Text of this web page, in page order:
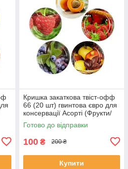
Кришка закаткова твіст-офф
66 (20 шт) гвинтова євро для
консервації Асорті (Фрукти/
Ягоди) Панночка
Готово до відправки
100 ₴ 200 ₴
Купити